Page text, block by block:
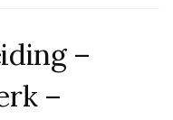
–
–